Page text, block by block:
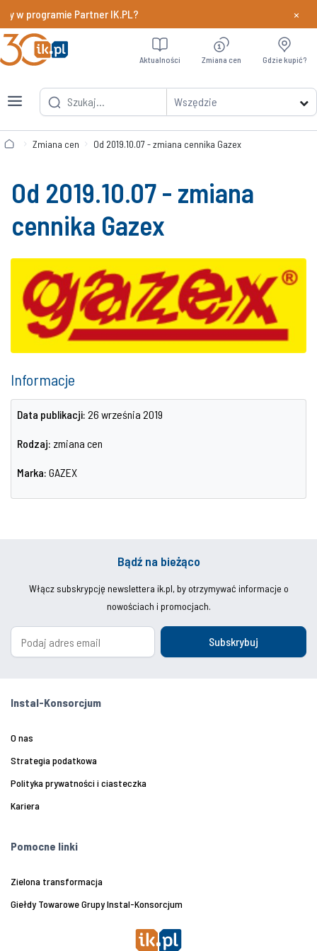
w programie Partner IK.PL? Dowiedz
×
Wszędzie
Aktualności Zmiana cen Gdzie kupić?
Zmiana cen Od 2019.10.07 - zmiana cennika Gazex
Od 2019.10.07 - zmiana
cennika Gazex
Informacje
Data publikacji: 26 września 2019
Rodzaj: zmiana cen
Marka: GAZEX
Bądź na bieżąco
Włącz subskrypcję newslettera ik.pl, by otrzymywać informacje o
nowościach i promocjach.
Subskrybuj
Instal-Konsorcjum
O nas
Strategia podatkowa
Polityka prywatności i ciasteczka
Kariera
Pomocne linki
Zielona transformacja
Giełdy Towarowe Grupy Instal-Konsorcjum